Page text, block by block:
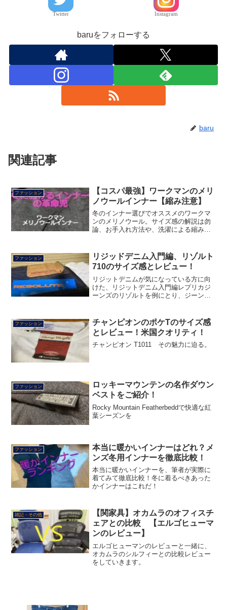
Twitter Instagram
baruをフォローする
baru
関連記事
ファッション
【コスパ最強】ワークマンのメリ
ノウールインナー【縮み注意】
冬のインナー選びでオススメのワークマ
ンのメリノウール。サイズ感の解説は勿
論、お手入れ方法や、洗濯による縮みま
ファッション
リジッドデニム入門編、リゾルト
710のサイズ感とレビュー！
リジットデニムが気になっている方に向
けた、リジットデニム入門編レプリカジ
ーンズのリゾルトを例にとり、ジーンズ
ファッション
チャンピオンのポケTのサイズ感
とレビュー！米国クオリティ！
チャンピオン T1011 その魅力に迫る。
ファッション
ロッキーマウンテンの名作ダウン
ベストをご紹介！
Rocky Mountain Featherbeddで快適な紅
葉シーズンを
ファッション
本当に暖かいインナーはどれ？メ
ンズ冬用インナーを徹底比較！
本当に暖かいインナーを、筆者が実際に
着てみて徹底比較！冬に着るべきあった
かインナーはこれだ！
雑記・その他
【関家具】オカムラのオフィスチ
ェアとの比較 【エルゴヒューマ
ンのレビュー】
エルゴヒューマンのレビューと一緒に、
オカムラのシルフィーとの比較レビュー
をしていきます。